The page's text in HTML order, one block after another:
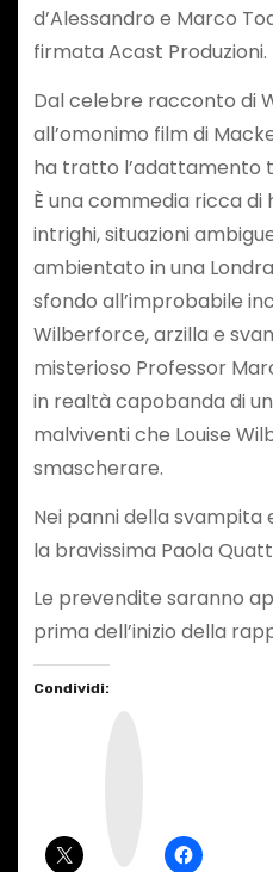
d’Alessandro e Marco
firmata Acast Produzioni.
Dal celebre racconto di
all’omonimo film di
ha tratto l’adattamento
È una commedia ricca
intrighi, situazioni
ambientato in una
sfondo all’improbabile
Wilberforce, arzilla e
misterioso Professor
in realtà capobanda di
malviventi che Louise
smascherare.
Nei panni della svampita
la bravissima Paola
Le prevendite saranno
prima dell’inizio della
Condividi: